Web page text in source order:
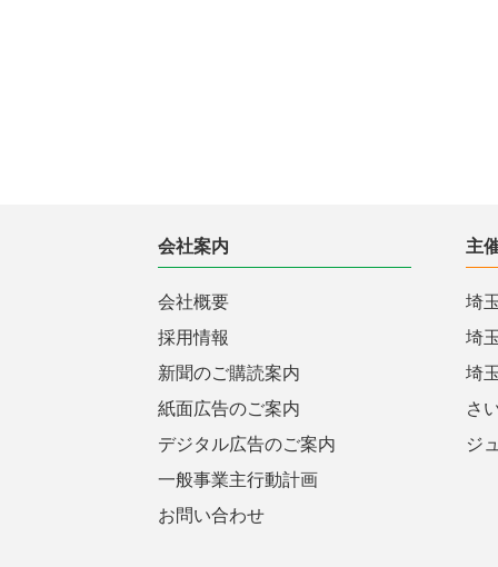
会社案内
会社概要
採用情報
新聞のご購読案内
紙面広告のご案内
デジタル広告のご案内
一般事業主行動計画
お問い合わせ
主
埼
埼
埼
さ
ジ